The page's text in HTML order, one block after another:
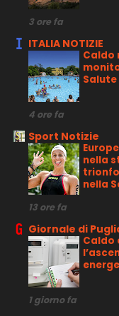
3 ore fa
ITALIA NOTIZIE
Caldo
4 ore fa
Sport Notizie
nella
trionfo
nella
13 ore fa
Giornale di
Caldo
1 giorno fa